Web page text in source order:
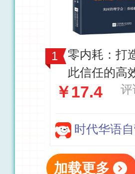
零内耗：打
此信任的高
￥17.4 评
时代华语自营
加载更多